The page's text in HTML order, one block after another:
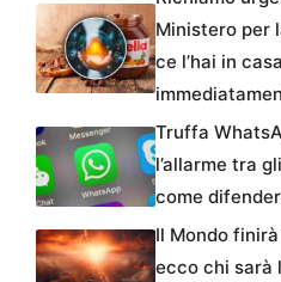
Ministero per
ce l’hai in
Truffa
l’allarme tra
come
Il Mondo
ecco chi sarà